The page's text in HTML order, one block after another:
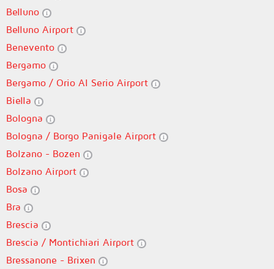
Belluno
Belluno Airport
Benevento
Bergamo
Bergamo / Orio Al Serio Airport
Biella
Bologna
Bologna / Borgo Panigale Airport
Bolzano - Bozen
Bolzano Airport
Bosa
Bra
Brescia
Brescia / Montichiari Airport
Bressanone - Brixen